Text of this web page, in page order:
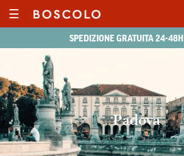
SPEDIZIONE GRATUITA 24-48H
☰
Padova